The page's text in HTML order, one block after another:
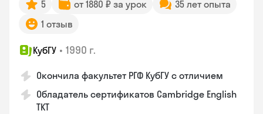
5 от 1880 ₽ за урок
35 лет опыта
1 отзыв
КубГУ • 1990 г.
Окончила факультет РГФ КубГУ с отличием
Обладатель сертификатов Cambridge English
TKT